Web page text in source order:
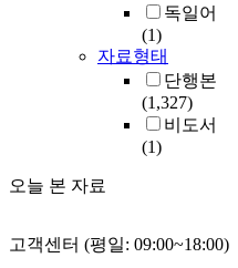
독일어
(1)
자료형태
단행본
(1,327)
비도서
(1)
오늘 본 자료
고객센터 (평일: 09:00~18:00)